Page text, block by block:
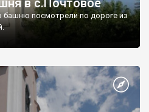
в с.Почтовое
посмотрели по дороге из